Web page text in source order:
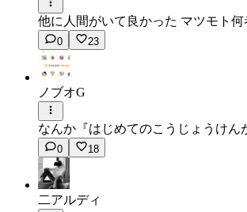
他に人間がいて良かった マツモト何
0 23
ノブオG
なんか『はじめてのこうじょうけ
0 18
二アルディ